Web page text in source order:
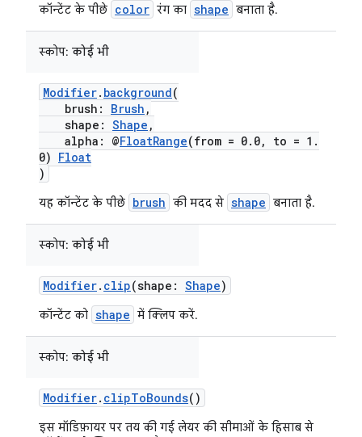
कॉन्टेंट के पीछे color रंग का shape बनाता है.
स्कोप: कोई भी
Modifier. background(
brush: Brush ,
shape: Shape ,
alpha: @FloatRange(from = 0.0, to = 1.
0) Float
)
यह कॉन्टेंट के पीछे brush की मदद से shape बनाता है.
स्कोप: कोई भी
Modifier. clip(shape: Shape)
कॉन्टेंट को shape में क्लिप करें.
स्कोप: कोई भी
Modifier. clipToBounds()
इस मॉडिफ़ायर पर तय की गई लेयर की सीमाओं के हिसाब से